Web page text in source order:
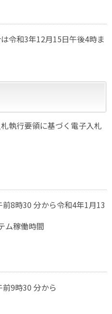
令和3年12月15日午後4時ま
執行要領に基づく電子入札
8時30 分から令和4年1月13
ム稼働時間
9時30 分から